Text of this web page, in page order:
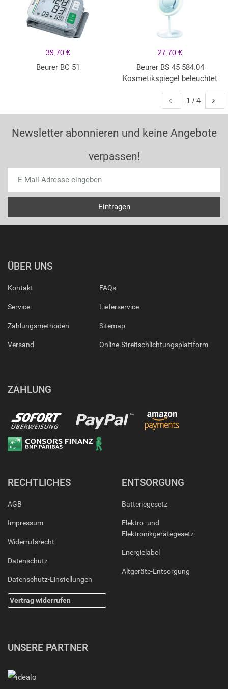
39,70 €
Beurer BC 51
27,70 €
Beurer BS 45 584.04
Kosmetikspiegel beleuchtet
1 / 4
Newsletter abonnieren und keine Angebote
verpassen!
ÜBER UNS
Kontakt
Service
Zahlungsmethoden
Versand
FAQs
Lieferservice
Sitemap
Online-Streitschlichtungsplattform
ZAHLUNG
RECHTLICHES
AGB
Impressum
Widerrufsrecht
Datenschutz
Datenschutz-Einstellungen
Vertrag widerrufen
ENTSORGUNG
Batteriegesetz
Elektro- und
Elektronikgerätegesetz
Energielabel
Altgeräte-Entsorgung
UNSERE PARTNER